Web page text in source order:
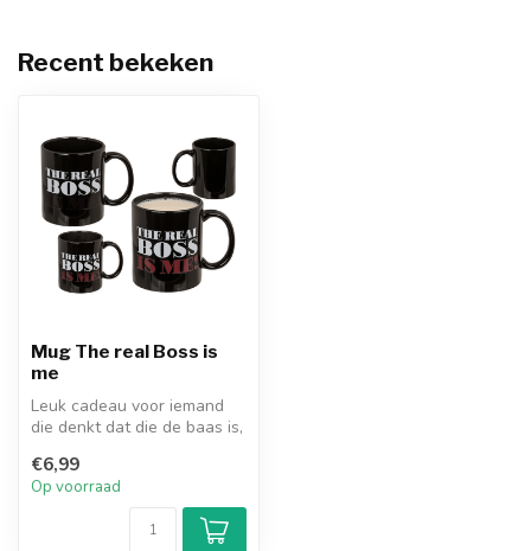
Recent bekeken
Mug The real Boss is
me
Leuk cadeau voor iemand
die denkt dat die de baas is,
€6,99
Op voorraad